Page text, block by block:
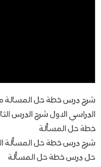
شرح درس خطة حل المسالة
الدراسي الاول شرح
خطة حل المسألة
شرح درس خطة حل المسألة
حل درس خطة حل المسألة